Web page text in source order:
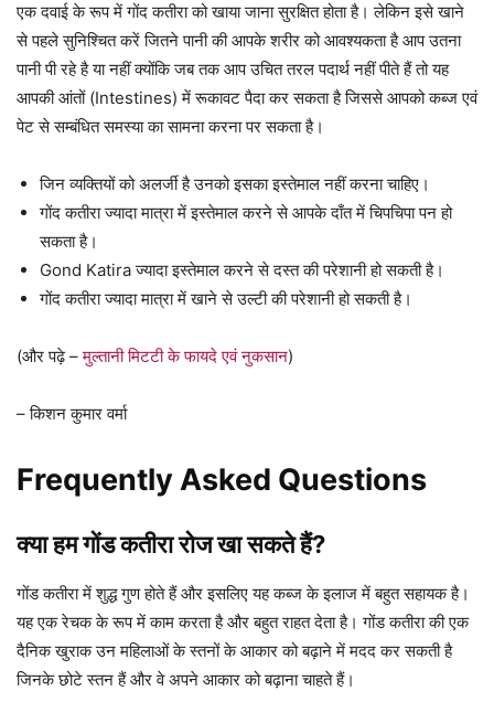
एक दवाई के रूप में गोंद कतीरा को खाया जाना सुरक्षित होता है। लेकिन इसे खाने
से पहले सुनिश्चित करें जितने पानी की आपके शरीर को आवश्यकता है आप उतना
पानी पी रहे है या नहीं क्योंकि जब तक आप उचित तरल पदार्थ नहीं पीते हैं तो यह
आपकी आंतों (Intestines) में रूकावट पैदा कर सकता है जिससे आपको कब्ज एवं
पेट से सम्बंधित समस्या का सामना करना पर सकता है।
जिन व्यक्तियों को अलर्जी है उनको इसका इस्तेमाल नहीं करना चाहिए।
गोंद कतीरा ज्यादा मात्रा में इस्तेमाल करने से आपके दाँत में चिपचिपा पन हो
सकता है।
Gond Katira ज्यादा इस्तेमाल करने से दस्त की परेशानी हो सकती है।
गोंद कतीरा ज्यादा मात्रा में खाने से उल्टी की परेशानी हो सकती है।
(और पढ़े –मुल्तानी मिटटी के फायदे एवं नुकसान)
– किशन कुमार वर्मा
Frequently Asked Questions
क्या हम गोंड कतीरा रोज खा सकते हैं?
गोंड कतीरा में शुद्ध गुण होते हैं और इसलिए यह कब्ज के इलाज में बहुत सहायक है।
यह एक रेचक के रूप में काम करता है और बहुत राहत देता है। गोंड कतीरा की एक
दैनिक खुराक उन महिलाओं के स्तनों के आकार को बढ़ाने में मदद कर सकती है
जिनके छोटे स्तन हैं और वे अपने आकार को बढ़ाना चाहते हैं।